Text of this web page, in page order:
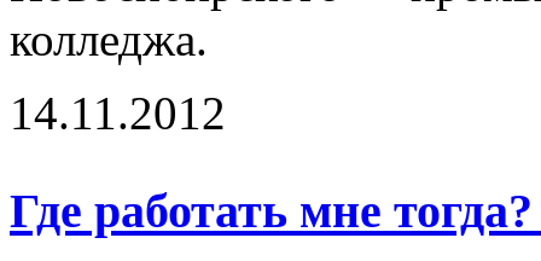
колледжа.
14.11.2012
Где работать мне